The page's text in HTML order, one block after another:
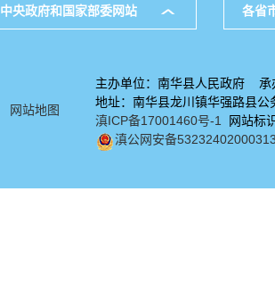
中央政府和国家部委网站 各省
网站地图
主办单位：南华县人民政府 承
地址：南华县龙川镇华强路
滇ICP备17001460号-1 网站标
滇公网安备